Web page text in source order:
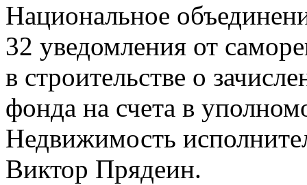
Национальное
32 уведомления от
в строительстве о
фонда на счета в
Недвижимость
Виктор Прядеин.